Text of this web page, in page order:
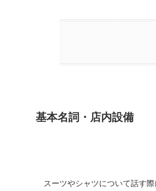
基本名詞・店内設備
スーツやシャツについて話す